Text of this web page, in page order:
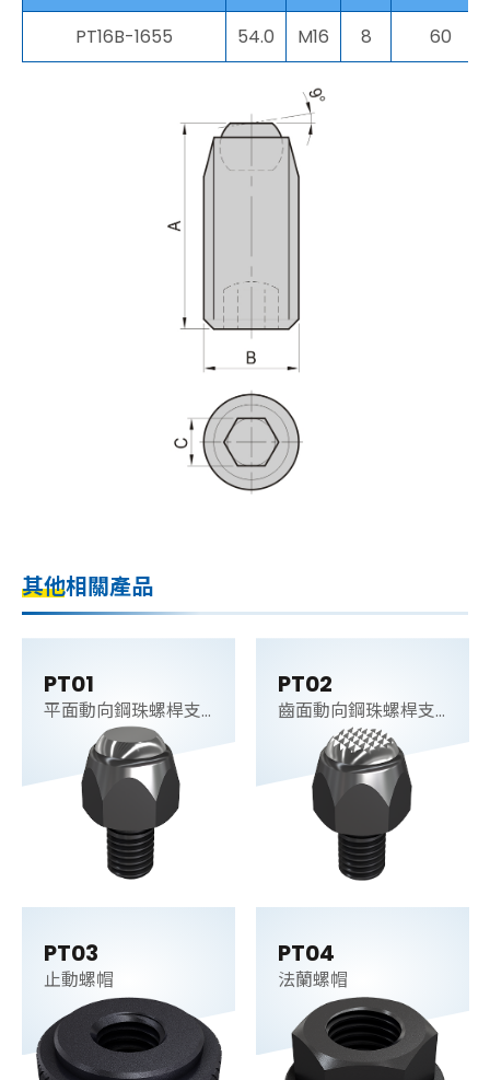
PT16B-1655
54.0 M16 8 60
其他相關產品
PT01
平面動向鋼珠螺桿支
PT02
齒面動向鋼珠螺桿支
PT03
止動螺帽
PT04
法蘭螺帽